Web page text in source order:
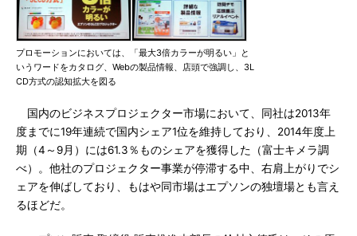
プロモーションにおいては、「最大3倍カラーが明るい」と
いうワードをカタログ、Webの製品情報、店頭で強調し、3L
CD方式の認知拡大を図る
国内のビジネスプロジェクター市場において、同社は2013年
度までに19年連続で国内シェア1位を維持しており、2014年度上
期（4～9月）には61.3％ものシェアを獲得した（富士キメラ調
べ）。他社のプロジェクター事業が停滞する中、右肩上がりでシ
ェアを伸ばしており、もはや同市場はエプソンの独壇場とも言え
るほどだ。